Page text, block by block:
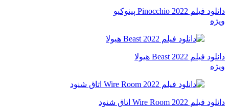
دانلود فیلم Pinocchio 2022 پینوکیو
ویژه
دانلود فیلم Beast 2022 هیولا
ویژه
دانلود فیلم Wire Room 2022 اتاق شنود